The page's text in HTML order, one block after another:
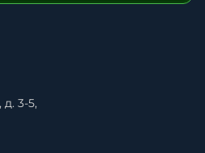
3-5,